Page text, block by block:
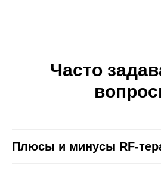
Часто
Плюсы и минусы RF-